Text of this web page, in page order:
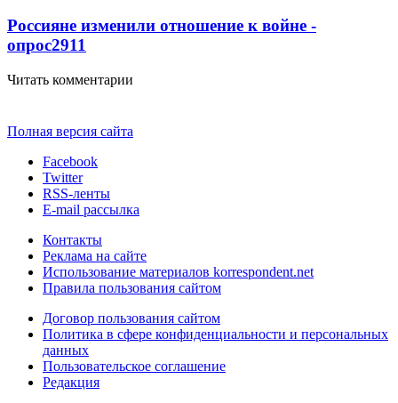
Россияне изменили отношение к войне -
опрос2911
Читать комментарии
Полная версия сайта
Facebook
Twitter
RSS-ленты
E-mail рассылка
Контакты
Реклама на сайте
Использование материалов korrespondent.net
Правила пользования сайтом
Договор пользования сайтом
Политика в сфере конфиденциальности и персональных
данных
Пользовательское соглашение
Редакция